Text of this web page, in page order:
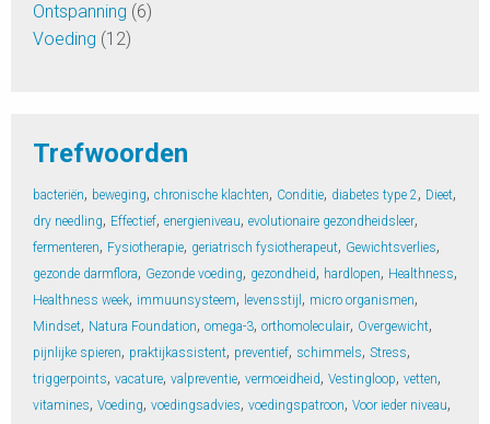
Ontspanning (6)
Voeding (12)
Trefwoorden
bacteriën, beweging, chronische klachten, Conditie, diabetes type 2, Dieet,
dry needling, Effectief, energieniveau, evolutionaire gezondheidsleer,
fermenteren, Fysiotherapie, geriatrisch fysiotherapeut, Gewichtsverlies,
gezonde darmflora, Gezonde voeding, gezondheid, hardlopen, Healthness,
Healthness week, immuunsysteem, levensstijl , micro organismen,
Mindset, Natura Foundation, omega-3, orthomoleculair, Overgewicht,
pijnlijke spieren, praktijkassistent, preventief, schimmels, Stress,
triggerpoints, vacature, valpreventie, vermoeidheid, Vestingloop, vetten,
vitamines, Voeding, voedingsadvies, voedingspatroon, Voor ieder niveau,